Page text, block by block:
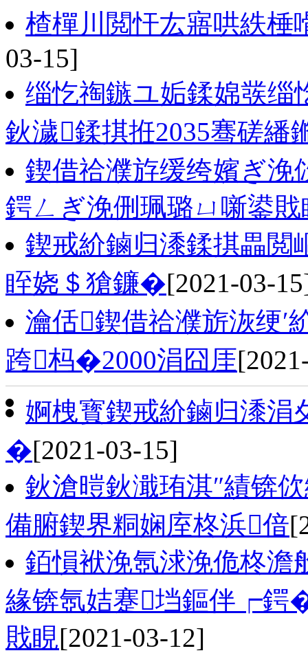
楂樿川閲忓厷寤哄紩棰
03-15]
缁忔祹鏃ユ姤鍒婂彂缁
鈥濊鍒掑拰2035骞磋
鍥借祫濮斿缓绔嬪ぎ
鍔ㄥぎ浼侀珮璐ㄩ噺鍙
鍥戒紒鏀归潻鍒掑畾閲
眰娆＄獊鐮�[2021-03-
瀹佸鍥借祫濮旂洃绠′
跨杩�2000涓囧厓
婀栧寳鍥戒紒鏀归潻涓
�[2021-03-15]
鈥滄暟鈥濈珛淇″績锛
備腑鍥界粡娴庢柊浜偣
銆愪袱浼氬浗浼佹柊澹
緣锛氬姞蹇垱鏂伴┍鍔
戝睍[2021-03-12]